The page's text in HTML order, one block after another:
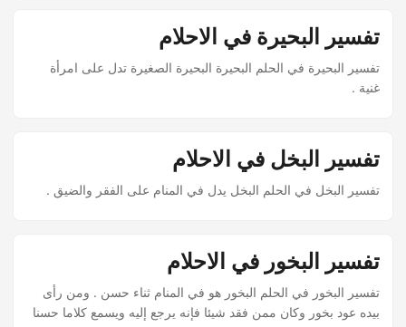
تفسير البحيرة في الاحلام
تفسير البحيرة في الحلم البحيرة البحيرة الصغيرة تدل على امرأة
غنية .
تفسير البخل في الاحلام
تفسير البخل في الحلم البخل يدل في المنام على الفقر والضيق .
تفسير البخور في الاحلام
تفسير البخور في الحلم البخور هو في المنام ثناء حسن . ومن رأى
بيده عود بخور وكان ممن فقد شيئا فإنه يرجع إليه ويسمع كلاما حسنا